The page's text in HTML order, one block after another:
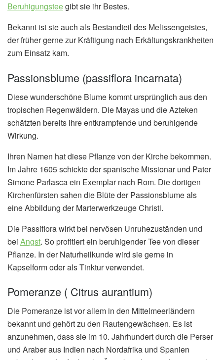
Beruhigungsteegibt sie ihr Bestes.
Bekannt ist sie auch als Bestandteil des Melissengeistes,
der früher gerne zur Kräftigung nach Erkältungskrankheiten
zum Einsatz kam.
Passionsblume (passiflora incarnata)
Diese wunderschöne Blume kommt ursprünglich aus den
tropischen Regenwäldern. Die Mayas und die Azteken
schätzten bereits ihre entkrampfende und beruhigende
Wirkung.
Ihren Namen hat diese Pflanze von der Kirche bekommen.
Im Jahre 1605 schickte der spanische Missionar und Pater
Simone Parlasca ein Exemplar nach Rom. Die dortigen
Kirchenfürsten sahen die Blüte der Passionsblume als
eine Abbildung der Marterwerkzeuge Christi.
Die Passiflora wirkt bei nervösen Unruhezuständen und
bei Angst. So profitiert ein beruhigender Tee von dieser
Pflanze. In der Naturheilkunde wird sie gerne in
Kapselform oder als Tinktur verwendet.
Pomeranze ( Citrus aurantium)
Die Pomeranze ist vor allem in den Mittelmeerländern
bekannt und gehört zu den Rautengewächsen. Es ist
anzunehmen, dass sie im 10. Jahrhundert durch die Perser
und Araber aus Indien nach Nordafrika und Spanien